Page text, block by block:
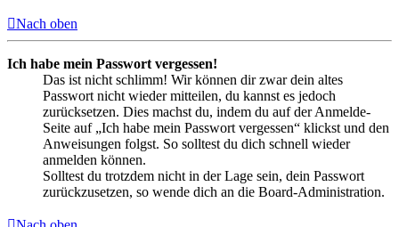
Nach oben
Ich habe mein Passwort vergessen!
Das ist nicht schlimm! Wir können dir zwar dein altes
Passwort nicht wieder mitteilen, du kannst es jedoch
zurücksetzen. Dies machst du, indem du auf der Anmelde-
Seite auf „Ich habe mein Passwort vergessen“ klickst und den
Anweisungen folgst. So solltest du dich schnell wieder
anmelden können.
Solltest du trotzdem nicht in der Lage sein, dein Passwort
zurückzusetzen, so wende dich an die Board-Administration.